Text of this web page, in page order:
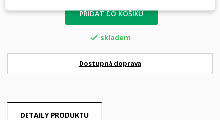
PŘIDAT DO KOŠÍKU
 skladem
Dostupná doprava
DETAILY PRODUKTU